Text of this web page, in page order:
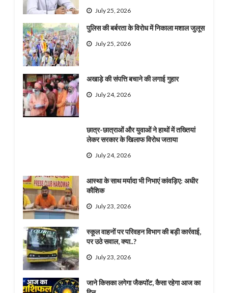
July 25, 2026
पुलिस की बर्बरता के विरोध में निकाला मशाल जुलूस
July 25, 2026
अखाड़े की संपत्ति बचाने की लगाई गुहार
July 24, 2026
छात्र-छात्राओं और युवाओं ने हाथों में तख्तियां
लेकर सरकार के खिलाफ विरोध जताया
July 24, 2026
आस्था के साथ मर्यादा भी निभाएं कांवड़िए: अधीर
कौशिक
July 23, 2026
स्कूल वाहनों पर परिवहन विभाग की बड़ी कार्रवाई,
पर उठे सवाल, क्या..?
July 23, 2026
जाने किसका लगेगा जैकपॉट, कैसा रहेगा आज का